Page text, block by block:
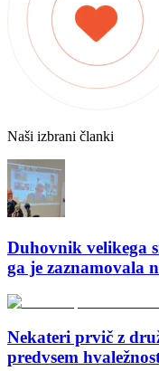
Naši izbrani članki
Duhovnik velikega
ga je zaznamovala
Nekateri prvič z
predvsem